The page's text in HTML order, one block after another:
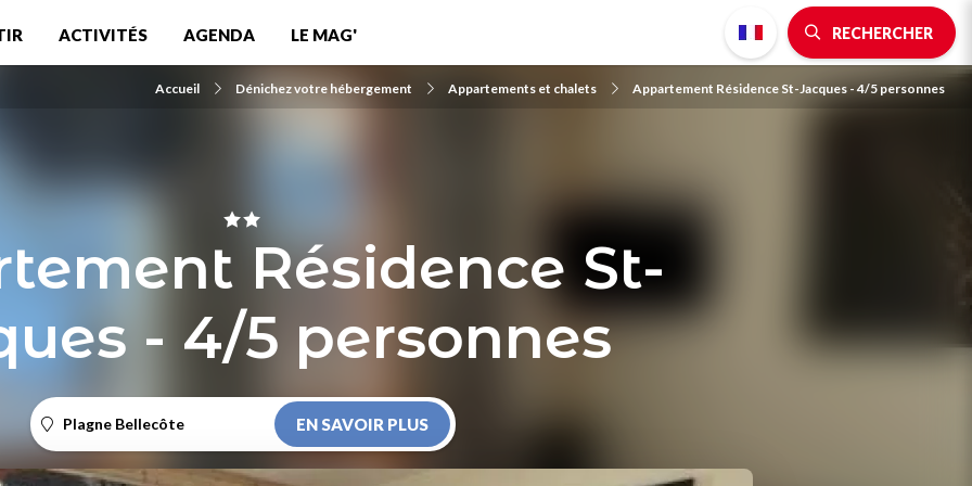
ACTIVITÉS AGENDA LE MAG' RECHERCHER
Accueil Dénichez votre hébergement Appartements et chalets Appartement Résidence St-Jacques - 4/5 personnes
Résidence St-
- 4/5 personnes
Plagne Bellecôte EN SAVOIR PLUS